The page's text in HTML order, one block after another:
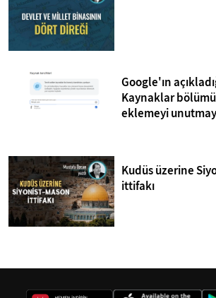
Google'ın
Kaynaklar
eklemeyi
Kudüs üzerine
ittifakı